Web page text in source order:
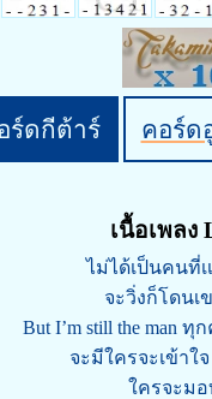
ร์ดกีต้าร์ คอร์ด
เนื้อเพลง
ไม่ได้เป็นคนที่เ
จะวิ่งก็โดนเข
But I’m still the man
จะมีใครจะเข้า
ใครจะม